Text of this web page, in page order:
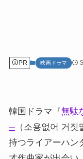
PR 映画ドラマ
韓国ドラマ『無駄
─（소용없어 거짓
持つライアーハン